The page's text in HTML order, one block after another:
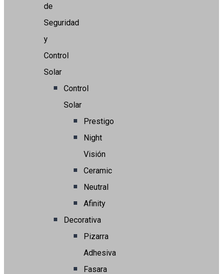
de
Seguridad
y
Control
Solar
Control
Solar
Prestigo
Night
Visión
Ceramic
Neutral
Afinity
Decorativa
Pizarra
Adhesiva
Fasara